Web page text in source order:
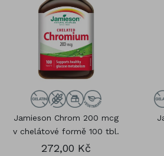
Jamieson Chrom 200 mcg
v chelátové formě 100 tbl.
272,00 Kč